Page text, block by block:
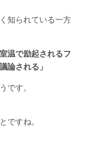
知られている一方
温で励起されるフ
論される」
です。
ですね。